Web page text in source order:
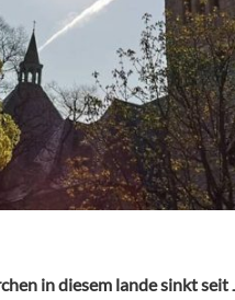
in diesem lande sinkt